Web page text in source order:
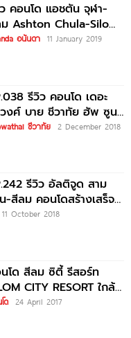
คอนโด แอชตัน จุฬา-
Ashton Chula-Silom
MRT สามย่านเพียง 180
อนันดา 11 January 2019
รีวิว คอนโด เดอะ
งศ์ บาย ชีวาทัย ฮัพ ซูน
ชีวาทัย 2 December 2018
รีวิว อัลติจูด สาม
-สีลม คอนโดสร้างเสร็จ
มอยู่ ใกล้รถไฟฟ้า MRT
11 October 2018
โด สีลม ซิตี้ รีสอร์ท
CITY RESORT ใกล้
ฟฟ้า BTS ช่องนนทรี
ด 24 April 2017